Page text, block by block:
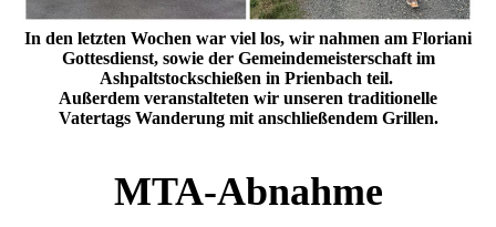
In den letzten Wochen war viel los, wir nahmen am Floriani
Gottesdienst, sowie der Gemeindemeisterschaft im
Ashpaltstockschießen in Prienbach teil.
Außerdem veranstalteten wir unseren traditionelle
Vatertags Wanderung mit anschließendem Grillen.
MTA-Abnahme